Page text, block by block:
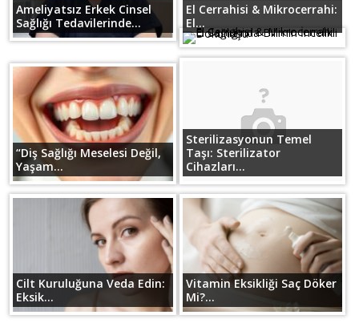
Ameliyatsız Erkek Cinsel
Sağlığı Tedavilerinde...
El Cerrahisi & Mikrocerrahi:
El...
“Diş Sağlığı Meselesi Değil,
Yaşam...
Sterilizasyonun Temel
Taşı: Sterilizator
Cihazları...
Cilt Kuruluğuna Veda Edin:
Eksik...
Vitamin Eksikliği Saç Döker
Mi?...